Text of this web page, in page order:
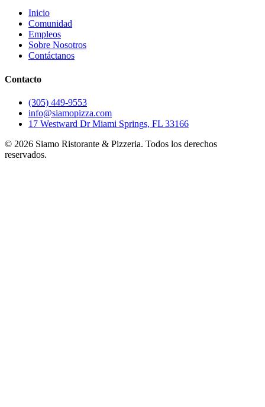
Inicio
Comunidad
Empleos
Sobre Nosotros
Contáctanos
Contacto
(305) 449-9553
info@siamopizza.com
17 Westward Dr Miami Springs, FL 33166
© 2026 Siamo Ristorante & Pizzeria. Todos los derechos
reservados.